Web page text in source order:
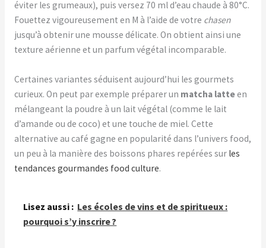
éviter les grumeaux), puis versez 70 ml d’eau chaude à 80°C.
Fouettez vigoureusement en M à l’aide de votre chasen
jusqu’à obtenir une mousse délicate. On obtient ainsi une
texture aérienne et un parfum végétal incomparable.
Certaines variantes séduisent aujourd’hui les gourmets
curieux. On peut par exemple préparer un matcha latteen
mélangeant la poudre à un lait végétal (comme le lait
d’amande ou de coco) et une touche de miel. Cette
alternative au café gagne en popularité dans l’univers food,
un peu à la manière des boissons phares repérées sur les
tendances gourmandes food culture.
Lisez aussi : Les écoles de vins et de spiritueux :
pourquoi s’y inscrire ?